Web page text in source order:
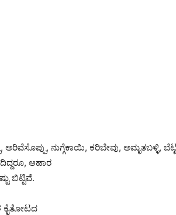
ನುಗ್ಗೆಕಾಯಿ, ಕರಿಬೇವು,
ಆಹಾರ
ಬಿಟ್ಟಿವೆ.
ಕೈತೋಟದ